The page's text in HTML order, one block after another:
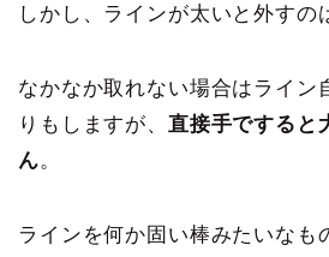
しかし、ラインが太いと外すの
なかなか取れない場合はライン
りもしますが、 直接手ですると
ん。
ラインを何か固い棒みたいなも